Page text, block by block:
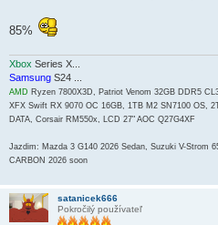
85%
Xbox Series X...
Samsung S24 ...
AMD Ryzen 7800X3D, Patriot Venom 32GB DDR5
XFX Swift RX 9070 OC 16GB, 1TB M2 SN7100 OS,
DATA, Corsair RM550x, LCD 27" AOC Q27G4XF
Jazdim: Mazda 3 G140 2026 Sedan, Suzuki V-Strom
CARBON 2026 soon
satanicek666
Pokročilý používateľ